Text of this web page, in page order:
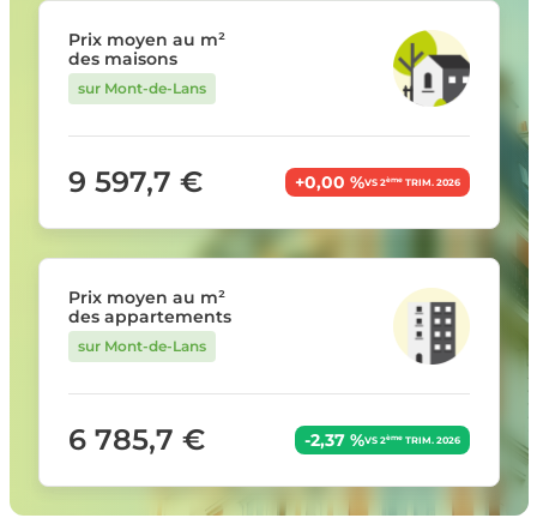
Prix moyen au m²
des maisons
sur Mont-de-Lans
9 597,7 € +0,00 %VS 2èmeTRIM. 2026
Prix moyen au m²
des appartements
sur Mont-de-Lans
6 785,7 € -2,37 %VS 2èmeTRIM. 2026